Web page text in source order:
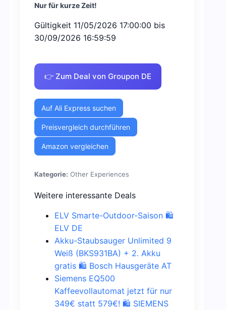
Nur für kurze Zeit!
Gültigkeit 11/05/2026 17:00:00 bis
30/09/2026 16:59:59
👉 Zum Deal von Groupon DE
Auf Ali Express suchen
Preisvergleich durchführen
Amazon vergleichen
Kategorie: Other Experiences
Weitere interessante Deals
ELV Smarte-Outdoor-Saison 🛍️
ELV DE
Akku-Staubsauger Unlimited 9
Weiß (BKS931BA) + 2. Akku
gratis 🛍️ Bosch Hausgeräte AT
Siemens EQ500
Kaffeevollautomat jetzt für nur
349€ statt 579€! 🛍️ SIEMENS